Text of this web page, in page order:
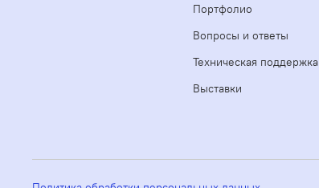
Портфолио
Вопросы и ответы
Техническая поддержка
Выставки